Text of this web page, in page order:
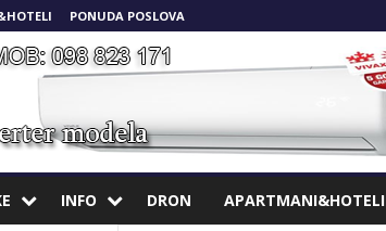
PONUDA POSLOVA
INFO DRON APARTMANI&HOTELI